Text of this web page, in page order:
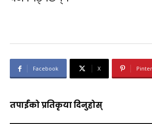
Facebook X
तपाईंको प्रतिकृया दिनुहोस्